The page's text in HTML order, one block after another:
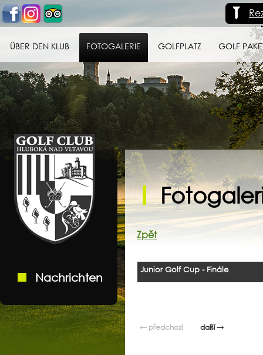
ÜBER DEN KLUB FOTOGALERIE GOLFPLATZ GOLF
Golf klub Hluboká
nad Vltavou
Nachrichten
Zpět
Junior Golf Cup - Finále
← předchozí další →